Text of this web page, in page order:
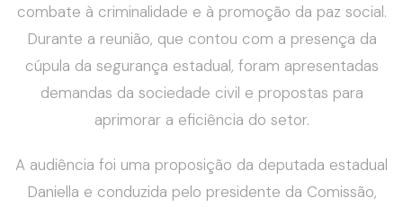
combate à criminalidade e à promoção da paz social.
Durante a reunião, que contou com a presença da
cúpula da segurança estadual, foram apresentadas
demandas da sociedade civil e propostas para
aprimorar a eficiência do setor.
A audiência foi uma proposição da deputada estadual
Daniella e conduzida pelo presidente da Comissão,